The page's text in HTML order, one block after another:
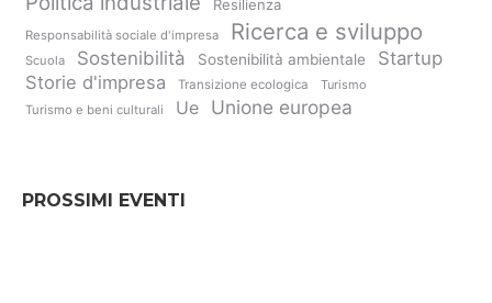
Resilienza
Responsabilità sociale d'impresa Ricerca e sviluppo
Scuola Sostenibilità Sostenibilità ambientale
Startup
Storie d'impresa
Transizione ecologica
Turismo
Turismo e beni culturali
Ue Unione europea
PROSSIMI EVENTI